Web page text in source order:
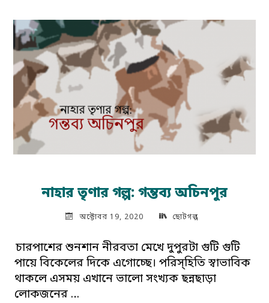
জনের
প্রার্থনা"
নাহার তৃণার গল্প: গন্তব্য অচিনপুর
অক্টোবর 19, 2020 ছোটগল্প
চারপাশের শুনশান নীরবতা মেখে দুপুরটা গুটি গুটি
পায়ে বিকেলের দিকে এগোচ্ছে। পরিস্হিতি স্বাভাবিক
থাকলে এসময় এখানে ভালো সংখ্যক ছন্নছাড়া
লোকজনের …